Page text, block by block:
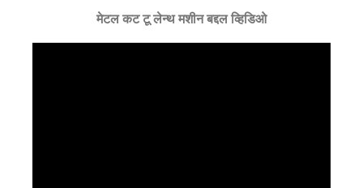
मेटल कट टू लेन्थ मशीन बद्दल व्हिडिओ